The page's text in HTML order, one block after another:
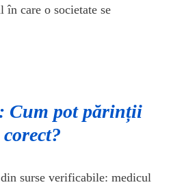
în care o societate se
Cum pot părinții
surse verificabile: medicul